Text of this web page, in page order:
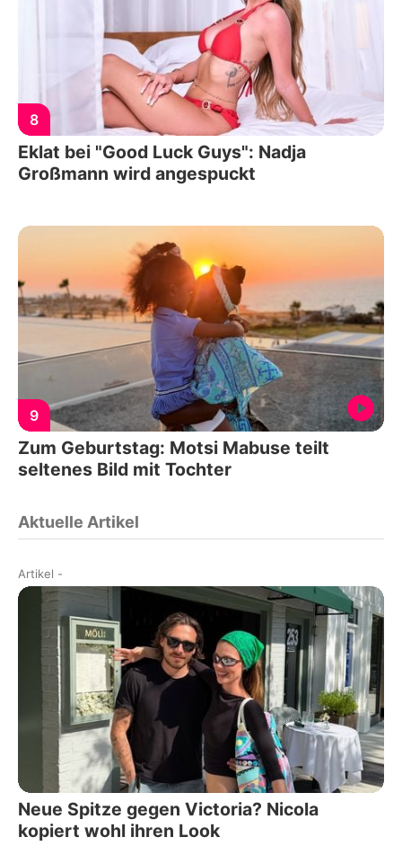
8
Eklat bei "Good Luck Guys": Nadja
Großmann wird angespuckt
9
Zum Geburtstag: Motsi Mabuse teilt
seltenes Bild mit Tochter
Aktuelle Artikel
Artikel -
Neue Spitze gegen Victoria? Nicola
kopiert wohl ihren Look